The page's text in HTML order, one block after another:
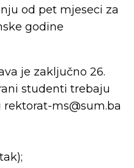
od pet mjeseci za
godine
je zaključno 26.
studenti trebaju
ms@sum.ba